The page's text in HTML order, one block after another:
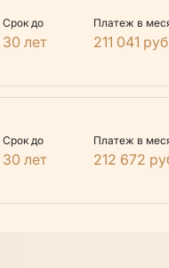
Срок до
30 лет
Платеж в
211 041
Срок до
30 лет
Платеж в
212 672